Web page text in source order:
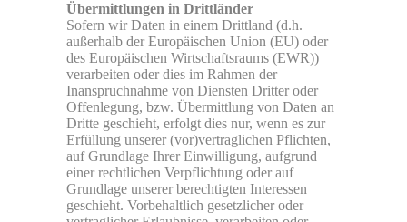
Übermittlungen in Drittländer
Sofern wir Daten in einem Drittland (d.h.
außerhalb der Europäischen Union (EU) oder
des Europäischen Wirtschaftsraums (EWR))
verarbeiten oder dies im Rahmen der
Inanspruchnahme von Diensten Dritter oder
Offenlegung, bzw. Übermittlung von Daten an
Dritte geschieht, erfolgt dies nur, wenn es zur
Erfüllung unserer (vor)vertraglichen Pflichten,
auf Grundlage Ihrer Einwilligung, aufgrund
einer rechtlichen Verpflichtung oder auf
Grundlage unserer berechtigten Interessen
geschieht. Vorbehaltlich gesetzlicher oder